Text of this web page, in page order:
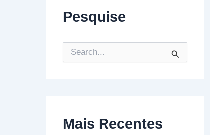
Pesquise
e
a
Mais Recentes